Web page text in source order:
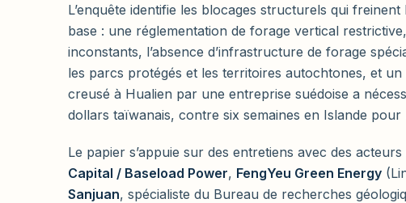
L’enquête identifie les blocages structurels qui
base : une réglementation de forage vertical
inconstants, l’absence d’infrastructure de forage
les parcs protégés et les territoires autochtones, et
creusé à Hualien par une entreprise suédoise a
dollars taïwanais, contre six semaines en Islande
Le papier s’appuie sur des entretiens avec des
Capital / Baseload Power, FengYeu Green Energy
Sanjuan, spécialiste du Bureau de recherches